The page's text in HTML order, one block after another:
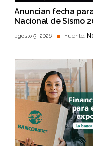
Anuncian fecha
Nacional de Sismo
agosto 5, 2026 Fuente: